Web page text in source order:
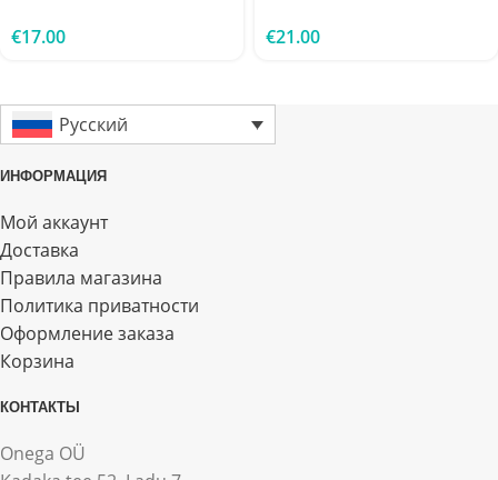
€17.00 €21.00
Русский
ИНФОРМАЦИЯ
Мой аккаунт
Доставка
Правила магазина
Политика приватности
Оформление заказа
Корзина
КОНТАКТЫ
Onega OÜ